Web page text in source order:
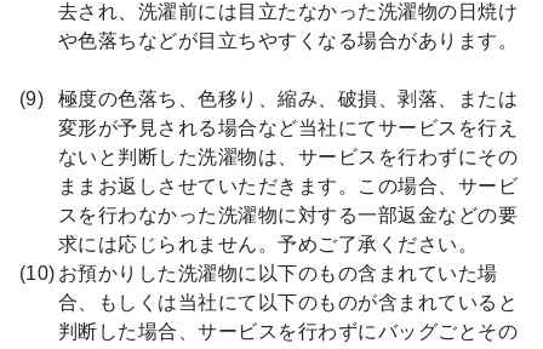
去され、洗濯前には目立たなかった洗濯物の日焼け
や色落ちなどが目立ちやすくなる場合があります。
極度の色落ち、色移り、縮み、破損、剥落、または
変形が予見される場合など当社にてサービスを行え
ないと判断した洗濯物は、サービスを行わずにその
ままお返しさせていただきます。この場合、サービ
スを行わなかった洗濯物に対する一部返金などの要
求には応じられません。予めご了承ください。
お預かりした洗濯物に以下のもの含まれていた場
合、もしくは当社にて以下のものが含まれていると
判断した場合、サービスを行わずにバッグごとその